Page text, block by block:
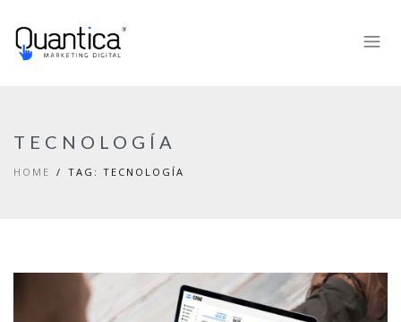
TECNOLOGÍA
HOME TAG: TECNOLOGÍA